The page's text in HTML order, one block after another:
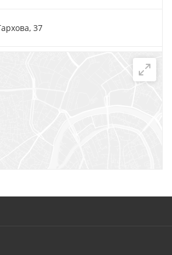
37
50 лет Октября, 118Д, помещ. 15